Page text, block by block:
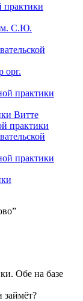
практики
С.Ю.
орг.
практики
Витте
практики
практики
Обе на базе
займёт?